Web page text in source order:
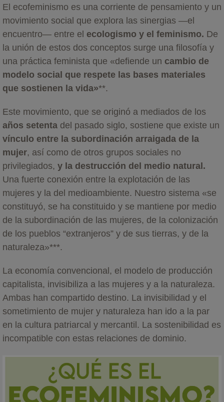
El ecofeminismo es una corriente de pensamiento y un
movimiento social que explora las sinergias —el
encuentro— entre el ecologismo y el feminismo. De
la unión de estos dos conceptos surge una filosofía y
una práctica feminista que «defiende un cambio de
modelo social que respete las bases materiales
que sostienen la vida»**.
Este movimiento, que se originó a mediados de los
años setenta del pasado siglo, sostiene que existe un
vínculo entre la subordinación arraigada de la
mujer, así como de otros grupos sociales no
privilegiados, y la destrucción del medio natural.
Una fuerte conexión entre la explotación de las
mujeres y la del medioambiente. Nuestro sistema «se
constituyó, se ha constituido y se mantiene por medio
de la subordinación de las mujeres, de la colonización
de los pueblos “extranjeros” y de sus tierras, y de la
naturaleza»***.
La economía convencional, el modelo de producción
capitalista, invisibiliza a las mujeres y a la naturaleza.
Ambas han compartido destino. La invisibilidad y el
sometimiento de mujer y naturaleza han ido a la par
en la cultura patriarcal y mercantil. La sostenibilidad es
incompatible con estas relaciones de dominio.